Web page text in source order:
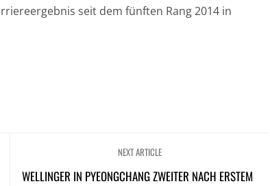
seit dem fünften Rang 2014 in
NEXT ARTICLE
WELLINGER IN PYEONGCHANG ZWEITER NACH ERSTEM